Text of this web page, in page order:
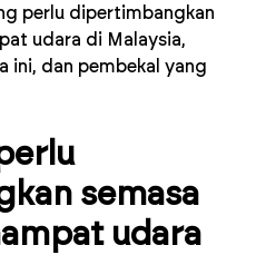
perlu dipertimbangkan
udara di Malaysia,
ini, dan pembekal yang
semasa
udara